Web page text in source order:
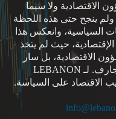
الاقتصادية ولا سيما
ولم ينجح حتى هذه اللحظة
السياسية، وانعكس هذا
حيث لم يتخذ
الاقتصادية، بل سار
والاقتصاد في التيار السياسي الجارف. لـ LEBANON